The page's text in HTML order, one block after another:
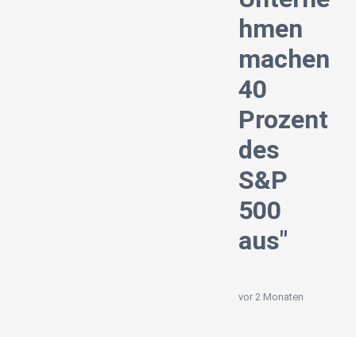
hmen
machen
40
Prozent
des
S&P
500
aus"
vor 2 Monaten